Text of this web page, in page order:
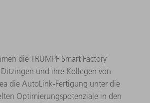
die TRUMPF Smart Factory
und ihre Kollegen von
die AutoLink-Fertigung unter die
Optimierungspotenziale in den